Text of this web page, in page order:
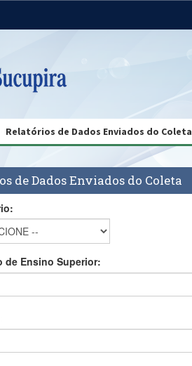
Gabinete de Segurança
Relatórios de Dados Enviados do Coleta
de Dados Enviados do Coleta
Instituição de Ensino Superior: